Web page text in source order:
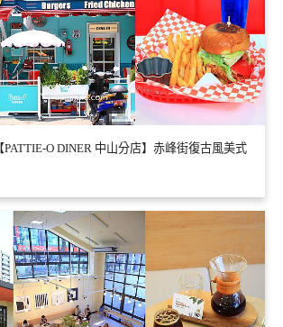
O DINER 中山分店】赤峰街復古風美式